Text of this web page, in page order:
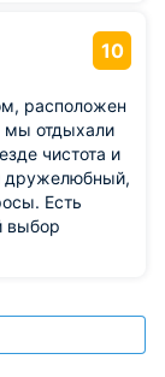
10
расположен
мы отдыхали
чистота и
дружелюбный,
Есть
выбор